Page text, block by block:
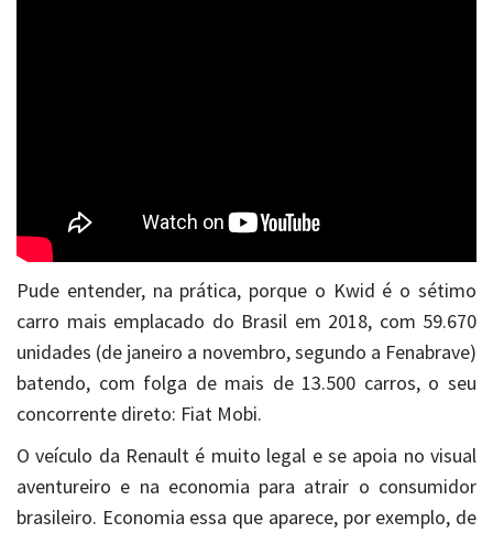
Pude entender, na prática, porque o Kwid é o sétimo
carro mais emplacado do Brasil em 2018, com 59.670
unidades (de janeiro a novembro, segundo a Fenabrave)
batendo, com folga de mais de 13.500 carros, o seu
concorrente direto: Fiat Mobi.
O veículo da Renault é muito legal e se apoia no visual
aventureiro e na economia para atrair o consumidor
brasileiro. Economia essa que aparece, por exemplo, de